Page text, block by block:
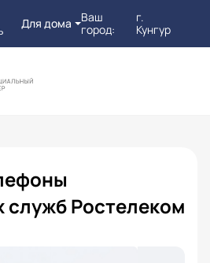
Для дома
Ваш
город:
г.
Кунгур
служб Ростелеком